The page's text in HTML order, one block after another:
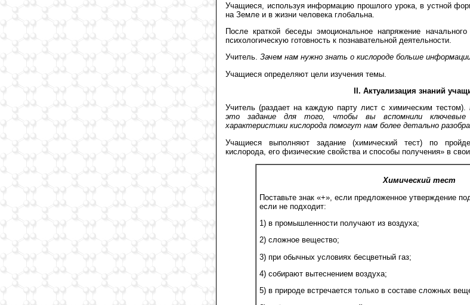
Учащиеся, используя информацию прошлого урока, в устной
на Земле и в жизни человека глобальна.
После краткой беседы эмоциональное напряжение
психологическую готовность к познавательной деятельности.
Учитель. Зачем нам нужно знать о кислороде больше
Учащиеся определяют цели изучения темы.
II. Актуализация знаний
Учитель (раздает на каждую парту лист с химическим тестом).
это задание для того, чтобы вы вспомнили ключевые
характеристики кислорода помогут нам более детально
Учащиеся выполняют задание (химический тест) по
кислорода, его физические свойства и способы получения» в
Химический тест
Поставьте знак «+», если предложенное утверждение
если не подходит:
1) в промышленности получают из воздуха;
2) сложное вещество;
3) при обычных условиях бесцветный газ;
4) собирают вытеснением воздуха;
5) в природе встречается только в составе сложных